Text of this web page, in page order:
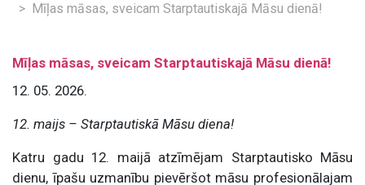
Mīļas māsas, sveicam Starptautiskajā Māsu dienā!
Mīļas māsas, sveicam Starptautiskajā Māsu dienā!
12. 05. 2026.
12. maijs – Starptautiskā Māsu diena!
Katru gadu 12. maijā atzīmējam Starptautisko Māsu
dienu, īpašu uzmanību pievēršot māsu profesionālajam